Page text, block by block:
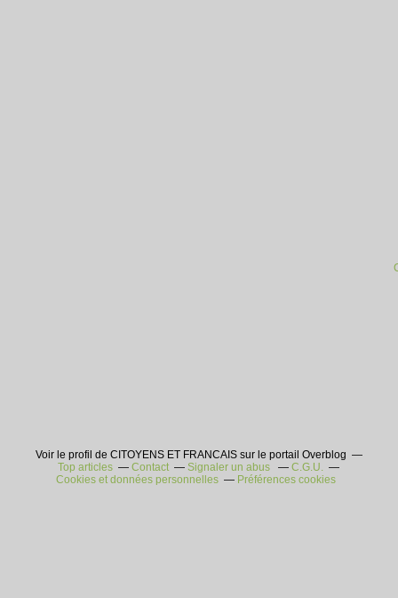
Voir le profil de CITOYENS ET FRANCAIS sur le portail Overblog
Top articles
Contact Signaler un abus
C.G.U.
Cookies et données personnelles
Préférences cookies